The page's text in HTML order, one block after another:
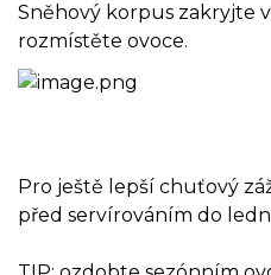
Sněhový korpus zakryjte
rozmístěte ovoce.
Pro ještě lepší chuťový
před servírováním do